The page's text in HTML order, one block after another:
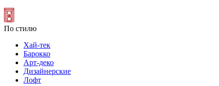
По стилю
Хай-тек
Барокко
Арт-деко
Дизайнерские
Лофт